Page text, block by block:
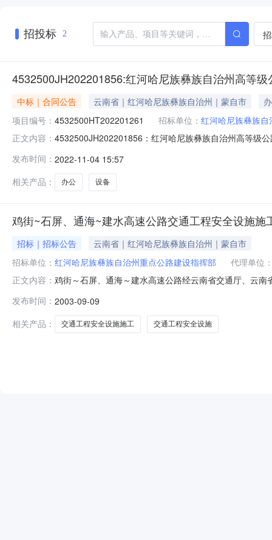
招投标 2
4532500JH202201856:红河哈尼族彝族自治州高等
中标｜合同公告 云南省｜红河哈尼族彝族自治州｜蒙自市
项目编号： 4532500HT202201261 招标单位： 红河哈尼族彝族
正文内容： 4532500JH202201856：红河哈尼族彝族自治州高等级
方式：3733251供应商名称(乙方)：昆明金碧办公设备有
发布时间： 2022-11-04 15:57
相关产品：
办公 设备
鸡街~石屏、通海~建水高速公路交通工程安全设施施
招标｜招标公告
云南省｜红河哈尼族彝族自治州｜蒙自市
招标单位： 红河哈尼族彝族自治州重点公路建设指挥部
代理单位
正文内容： 鸡街～石屏、通海～建水高速公路经云南省交通厅、云
分、招标内容及主体工程：1）合同段划分：○1A1合同
综合里程长
发布时间： 2003-09-09
相关产品：
交通工程安全设施施工 交通工程安全设施